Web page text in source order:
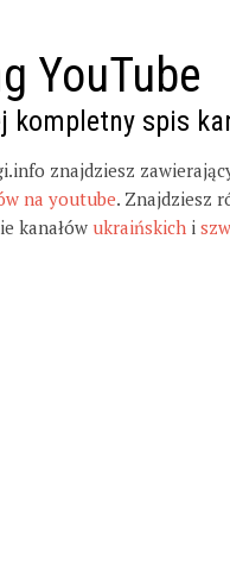
YouTube
kompletny spis
znajdziesz
na youtube. Znajdziesz
kanałów ukraińskich i